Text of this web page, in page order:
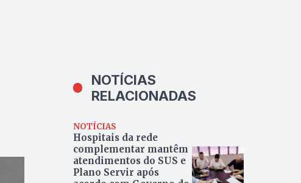
NOTÍCIAS
RELACIONADAS
NOTÍCIAS
Hospitais da rede
complementar mantêm
atendimentos do SUS e
Plano Servir após